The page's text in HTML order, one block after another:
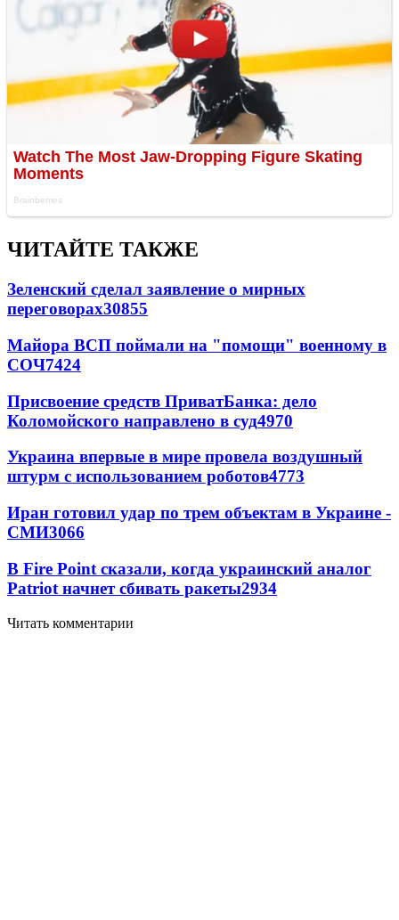
ЧИТАЙТЕ ТАКЖЕ
Зеленский сделал заявление о мирных
переговорах30855
Майора ВСП поймали на "помощи" военному в
СОЧ7424
Присвоение средств ПриватБанка: дело
Коломойского направлено в суд4970
Украина впервые в мире провела воздушный
штурм с использованием роботов4773
Иран готовил удар по трем объектам в Украине -
СМИ3066
В Fire Point сказали, когда украинский аналог
Patriot начнет сбивать ракеты2934
Читать комментарии